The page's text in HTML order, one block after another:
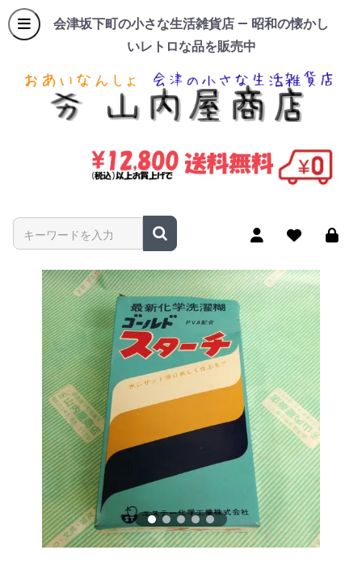
会津坂下町の小さな生活雑貨店 — 昭和の懐かし
いレトロな品を販売中
商品名やキーワードを入力